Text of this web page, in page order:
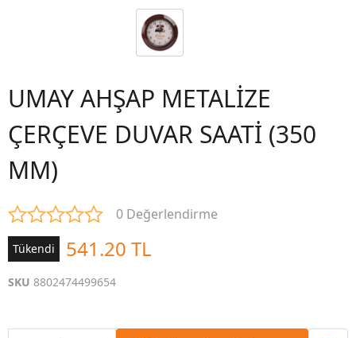
UMAY AHŞAP METALİZE
ÇERÇEVE DUVAR SAATİ (350
MM)
0 Değerlendirme
Tükendi 541.20 TL
SKU 8802474499654